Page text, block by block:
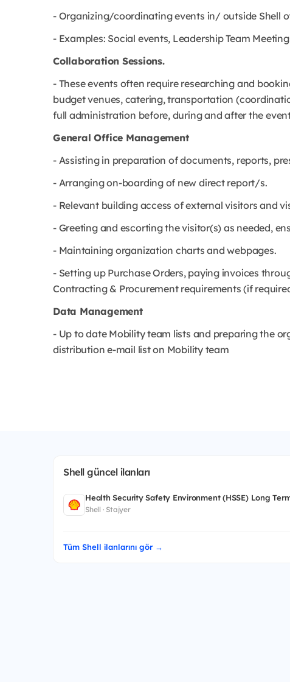
- Organizing/coordinating events in/ outside Shell
- Examples: Social events, Leadership Team
Collaboration Sessions.
- These events often require researching and
budget venues, catering, transportation
full administration before, during and after the
General Office Management
- Assisting in preparation of documents, reports,
- Arranging on-boarding of new direct report/s.
- Relevant building access of external visitors and
- Greeting and escorting the visitor(s) as needed,
- Maintaining organization charts and webpages.
- Setting up Purchase Orders, paying invoices
Contracting & Procurement requirements (if
Data Management
- Up to date Mobility team lists and preparing the
distribution e-mail list on Mobility team
Shell güncel ilanları
Health Security Safety Environment (HSSE) Long
Shell · Stajyer
Tüm Shell ilanlarını gör →